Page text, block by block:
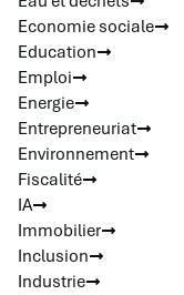
Economie sociale
Education
Emploi
Energie
Entrepreneuriat
Environnement
Fiscalité
IA
Immobilier
Inclusion
Industrie